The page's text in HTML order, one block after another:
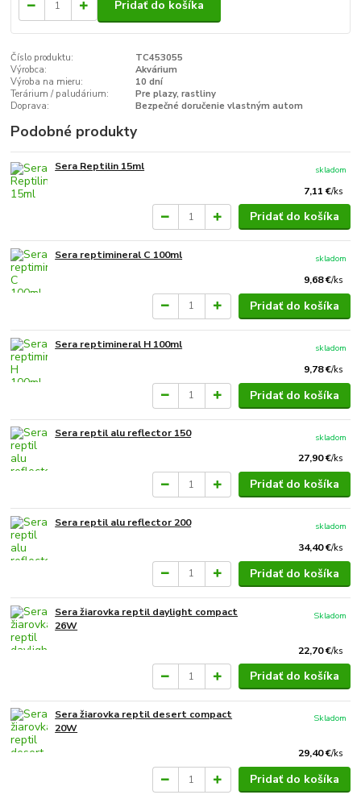
Pridať do košíka
Číslo produktu:
TC453055
Výrobca:
Akvárium
Výroba na mieru:
10 dní
Terárium / paludárium:
Pre plazy, rastliny
Doprava:
Bezpečné doručenie vlastným autom
Podobné produkty
Sera Reptilin 15ml
7,11 €/ks
skladom
Pridať do košíka
Sera reptimineral C 100ml
9,68 €/ks
skladom
Pridať do košíka
Sera reptimineral H 100ml
9,78 €/ks
skladom
Pridať do košíka
Sera reptil alu reflector 150
27,90 €/ks
skladom
Pridať do košíka
Sera reptil alu reflector 200
34,40 €/ks
skladom
Pridať do košíka
Sera žiarovka reptil daylight compact
26W
22,70 €/ks
Skladom
Pridať do košíka
Sera žiarovka reptil desert compact
20W
29,40 €/ks
Skladom
Pridať do košíka